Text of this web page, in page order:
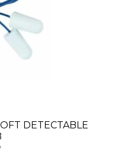
DETECTABLE